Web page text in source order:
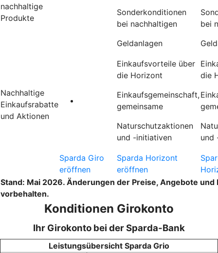
nachhaltige
Produkte
Sonderkonditionen
bei nachhaltigen
Geldanlagen
bei
Nachhaltige
Einkaufsrabatte
und Aktionen
Einkaufsvorteile über
die Horizont
Einkaufsgemeinschaft,
gemeinsame
Naturschutzaktionen
und -initiativen
die
und
Sparda Giro
eröffnen
Sparda Horizont
eröffnen
Stand: Mai 2026. Änderungen der Preise, Angebote und
vorbehalten.
Konditionen Girokonto
Ihr Girokonto bei der Sparda-Bank
Leistungsübersicht Sparda Grio